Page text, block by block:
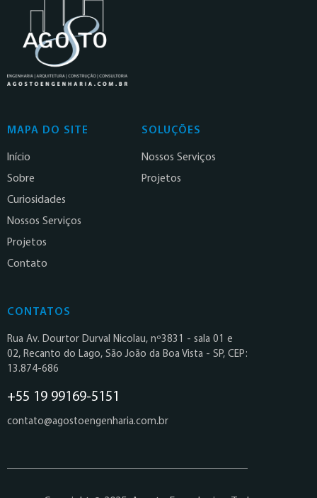
MAPA DO SITE
Início
Sobre
Curiosidades
Nossos Serviços
Projetos
Contato
SOLUÇÕES
Nossos Serviços
Projetos
CONTATOS
Rua Av. Dourtor Durval Nicolau, nº3831 - sala 01 e
02, Recanto do Lago, São João da Boa Vista - SP, CEP:
13.874-686
+55 19 99169-5151
contato@agostoengenharia.com.br